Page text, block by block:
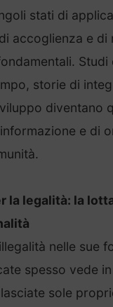
stati di
accoglienza e di
Studi
storie di
diventano
e di
la legalità: la
nelle sue
spesso vede
sole